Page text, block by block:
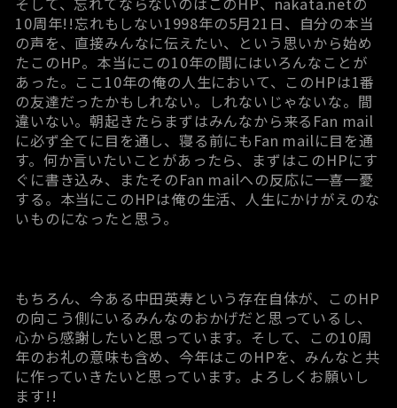
10周年!!忘れもしない1998年の5月21日、自分の本当
の声を、直接みんなに伝えたい、という思いから始め
たこのHP。本当にこの10年の間にはいろんなことが
あった。ここ10年の俺の人生において、このHPは1番
の友達だったかもしれない。しれないじゃないな。間
違いない。朝起きたらまずはみんなから来るFan mail
に必ず全てに目を通し、寝る前にもFan mailに目を通
す。何か言いたいことがあったら、まずはこのHPにす
ぐに書き込み、またそのFan mailへの反応に一喜一憂
する。本当にこのHPは俺の生活、人生にかけがえのな
いものになったと思う。
もちろん、今ある中田英寿という存在自体が、このHP
の向こう側にいるみんなのおかげだと思っているし、
心から感謝したいと思っています。そして、この10周
年のお礼の意味も含め、今年はこのHPを、みんなと共
に作っていきたいと思っています。よろしくお願いし
ます!!